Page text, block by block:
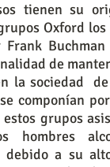
tienen su
Oxford
Frank
de
la sociedad
componían
estos grupos
hombres
debido a su